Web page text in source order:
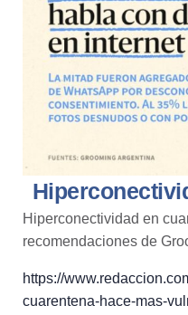
Hiperconectividad en
recomendaciones de
https://
cuarentena-hace-mas-